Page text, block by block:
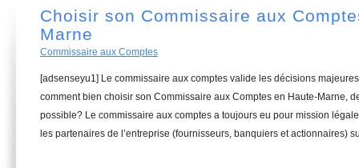
Choisir son Commissaire aux
Marne
Commissaire aux Comptes
[adsenseyu1] Le commissaire aux comptes valide les décisions
comment bien choisir son Commissaire aux Comptes en Haute-Marne,
possible? Le commissaire aux comptes a toujours eu pour mission
les partenaires de l’entreprise (fournisseurs, banquiers et actionnaires)